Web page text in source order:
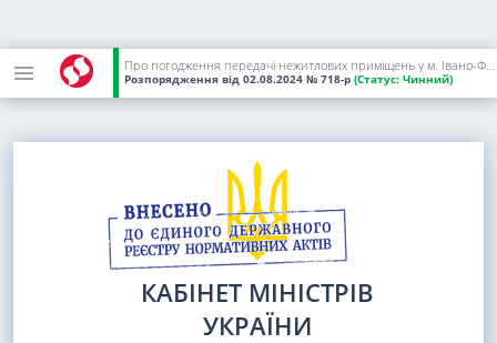
Про погодження передачі нежитлових приміщень у м. Івано-Франківську в державну власність
Розпорядження від 02.08.2024 № 718-р (Статус: Чинний)
КАБІНЕТ МІНІСТРІВ
УКРАЇНИ